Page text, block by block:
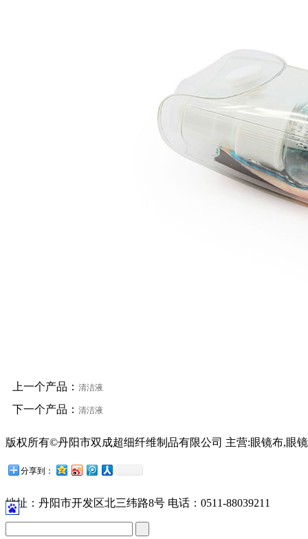
上一个产品： 清洁液
下一个产品： 清洁液
版权所有©丹阳市双成超细纤维制品有限公司 主营:眼镜布,眼
分享到：
地址：丹阳市开发区北三纬路8号 电话：0511-88039211